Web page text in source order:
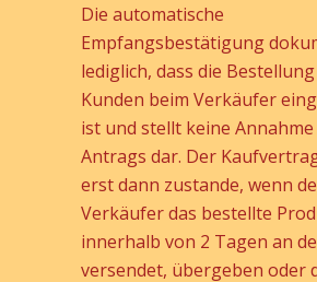
Die automatische
Empfangsbestätigung
lediglich, dass die
Kunden beim Verkäufer
ist und stellt keine Annahme
Antrags dar. Der
erst dann zustande, wenn
Verkäufer das bestellte
innerhalb von 2 Tagen an
versendet, übergeben oder